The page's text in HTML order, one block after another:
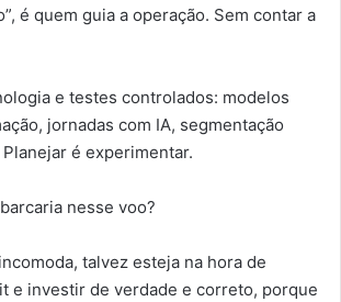
é quem guia a operação. Sem contar a
e testes controlados: modelos
jornadas com IA, segmentação
é experimentar.
nesse voo?
talvez esteja na hora de
e investir de verdade e correto, porque